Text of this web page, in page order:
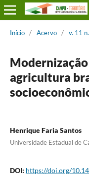
Início / Acervo / v. 11
agricultura
Henrique Faria Santos
Universidade Estadual de
DOI: https://doi.org/